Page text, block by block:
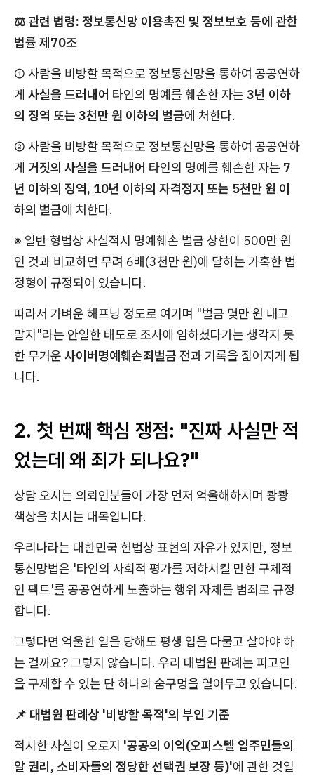
⚖️ 관련 법령: 정보통신망 이용촉진 및 정보보호 등에 관한
법률 제70조
① 사람을 비방할 목적으로 정보통신망을 통하여 공공연하
게 사실을 드러내어 타인의 명예를 훼손한 자는 3년 이하
의 징역 또는 3천만 원 이하의 벌금에 처한다.
② 사람을 비방할 목적으로 정보통신망을 통하여 공공연하
게 거짓의 사실을 드러내어 타인의 명예를 훼손한 자는 7
년 이하의 징역, 10년 이하의 자격정지 또는 5천만 원 이
하의 벌금에 처한다.
※ 일반 형법상 사실적시 명예훼손 벌금 상한이 500만 원
인 것과 비교하면 무려 6배(3천만 원)에 달하는 가혹한 법
정형이 규정되어 있습니다.
따라서 가벼운 해프닝 정도로 여기며 "벌금 몇만 원 내고
말지"라는 안일한 태도로 조사에 임하셨다가는 생각지 못
한 무거운 사이버명예훼손죄벌금 전과 기록을 짊어지게 됩
니다.
2. 첫 번째 핵심 쟁점: "진짜 사실만 적
었는데 왜 죄가 되나요?"
상담 오시는 의뢰인분들이 가장 먼저 억울해하시며 쾅쾅
책상을 치시는 대목입니다.
우리나라는 대한민국 헌법상 표현의 자유가 있지만, 정보
통신망법은 '타인의 사회적 평가를 저하시킬 만한 구체적
인 팩트'를 공공연하게 노출하는 행위 자체를 범죄로 규정
합니다.
그렇다면 억울한 일을 당해도 평생 입을 다물고 살아야 하
는 걸까요? 그렇지 않습니다. 우리 대법원 판례는 피고인
을 구제할 수 있는 단 하나의 숨구멍을 열어두고 있습니다.
📌 대법원 판례상 '비방할 목적'의 부인 기준
적시한 사실이 오로지 '공공의 이익(오피스텔 입주민들의
알 권리, 소비자들의 정당한 선택권 보장 등)'에 관한 것일